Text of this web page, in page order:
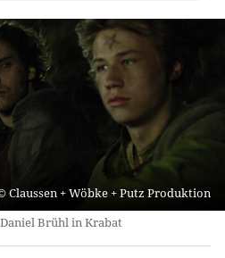
Claussen + Wöbke + Putz Produktion
Brühl in Krabat